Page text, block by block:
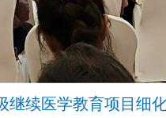
续医学教育项目细